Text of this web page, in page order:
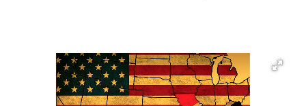
история
Экономика
Психология